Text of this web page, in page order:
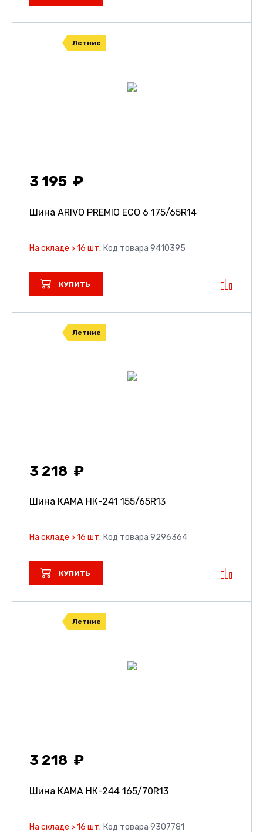
Летние
3 195
Шина ARIVO PREMIO ECO 6 175/65R14
На складе > 16 шт. Код товара 9410395
КУПИТЬ
Летние
3 218
Шина КАМА НК-241 155/65R13
На складе > 16 шт. Код товара 9296364
КУПИТЬ
Летние
3 218
Шина КАМА НК-244 165/70R13
На складе > 16 шт. Код товара 9307781